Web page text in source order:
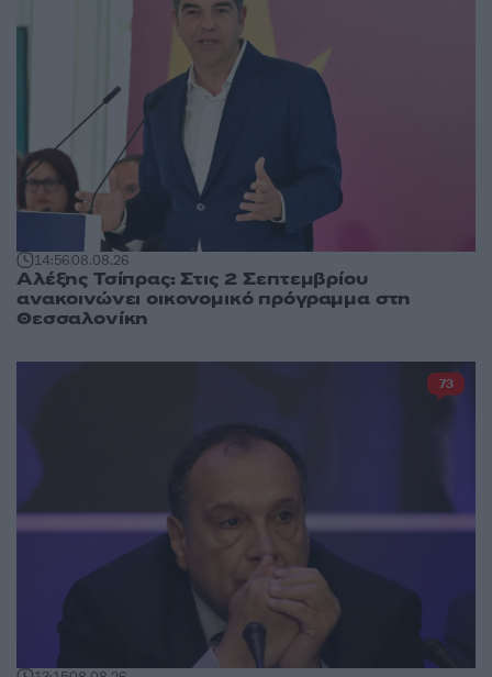
14:5608.08.26
Αλέξης Τσίπρας: Στις 2 Σεπτεμβρίου
ανακοινώνει οικονομικό πρόγραμμα στη
Θεσσαλονίκη
73